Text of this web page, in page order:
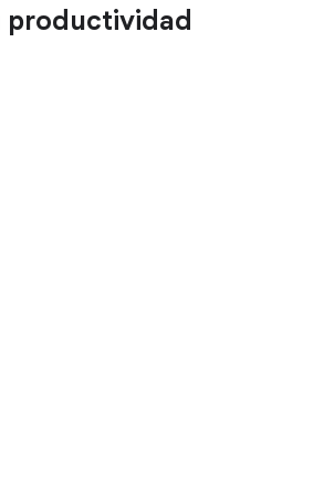
productividad